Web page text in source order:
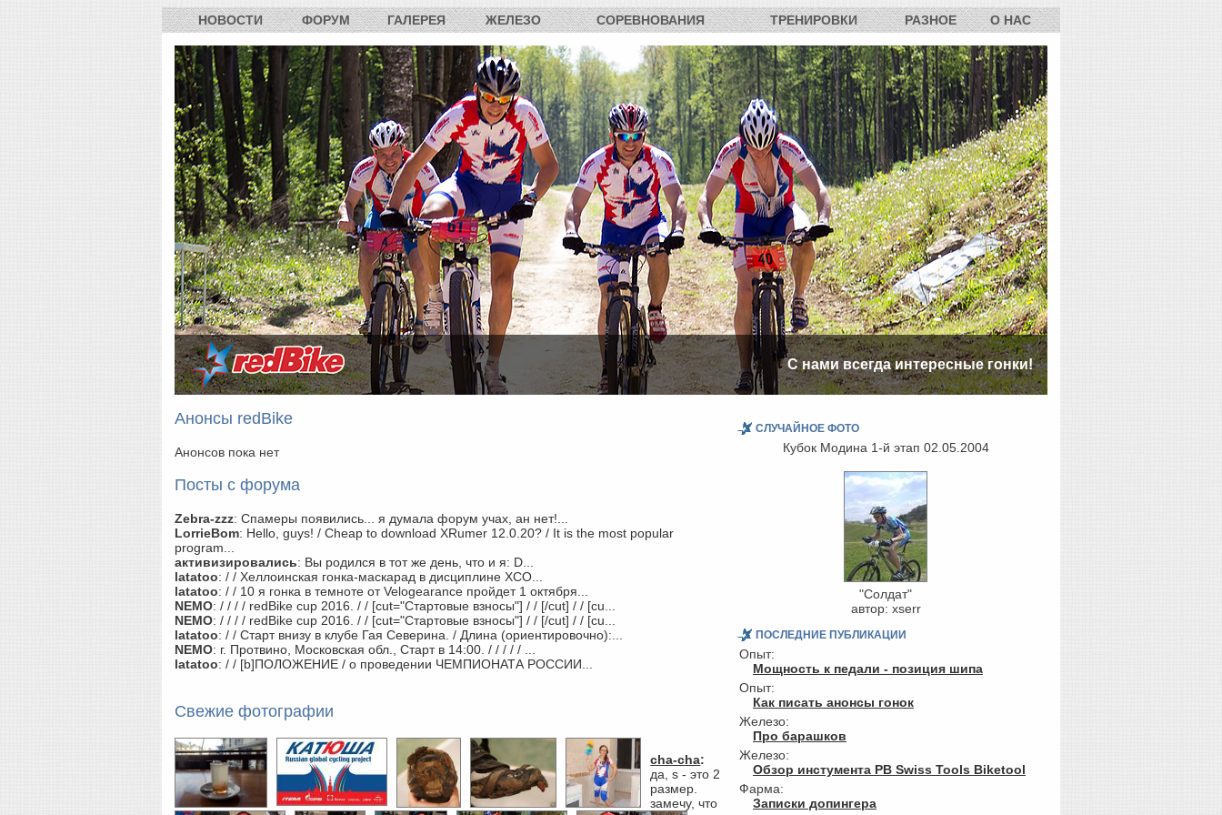
НОВОСТИ ФОРУМ ГАЛЕРЕЯ ЖЕЛЕЗО СОРЕВНОВАНИЯ ТРЕНИРОВКИ РАЗНОЕ О НАС
С нами всегда интересные гонки!
Анонсы redBike
Анонсов пока нет
Посты с форума
Zebra-zzz: Спамеры появились... я думала форум учах, ан нет!...
LorrieBom: Hello, guys! / Cheap to download XRumer 12.0.20? / It is the most popular
program...
активизировались: Вы родился в тот же день, что и я: D...
latatoo: / / Хеллоинская гонка-маскарад в дисциплине ХСО...
latatoo: / / 10 я гонка в темноте от Velogearance пройдет 1 октября...
NEMO: / / / / redBike cup 2016. / / [cut="Стартовые взносы"] / / [/cut] / / [cu...
NEMO: / / / / redBike cup 2016. / / [cut="Стартовые взносы"] / / [/cut] / / [cu...
latatoo: / / Старт внизу в клубе Гая Северина. / Длина (ориентировочно):...
NEMO: г. Протвино, Московская обл., Старт в 14:00. / / / / / ...
latatoo: / / [b]ПОЛОЖЕНИЕ / о проведении ЧЕМПИОНАТА РОССИИ...
Свежие фотографии
cha-cha:
да, s - это 2
размер.
замечу, что
СЛУЧАЙНОЕ ФОТО
Кубок Модина 1-й этап 02.05.2004
"Солдат"
автор: xserr
ПОСЛЕДНИЕ ПУБЛИКАЦИИ
Опыт:
Мощность к педали - позиция шипа
Опыт:
Как писать анонсы гонок
Железо:
Про барашков
Железо:
Обзор инстумента PB Swiss Tools Biketool
Фарма:
Записки допингера